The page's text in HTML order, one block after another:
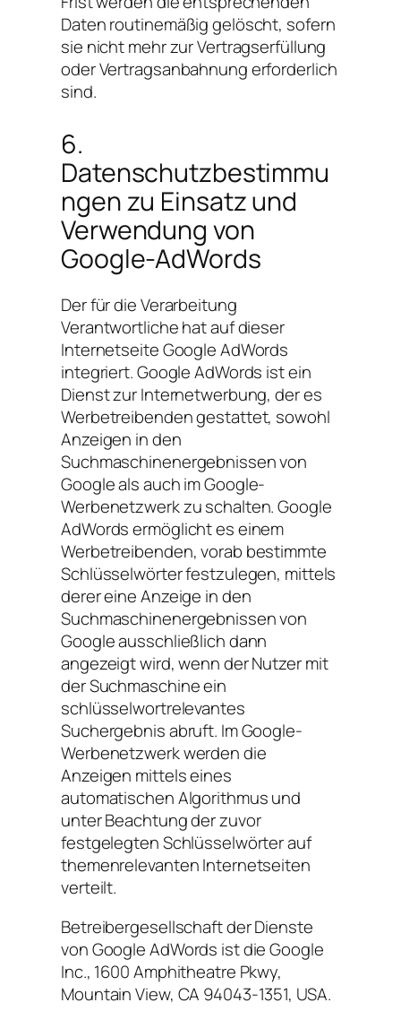
Daten routinemäßig gelöscht, sofern
sie nicht mehr zur Vertragserfüllung
oder Vertragsanbahnung erforderlich
sind.
6.
Datenschutzbestimmu
ngen zu Einsatz und
Verwendung von
Google-AdWords
Der für die Verarbeitung
Verantwortliche hat auf dieser
Internetseite Google AdWords
integriert. Google AdWords ist ein
Dienst zur Internetwerbung, der es
Werbetreibenden gestattet, sowohl
Anzeigen in den
Suchmaschinenergebnissen von
Google als auch im Google-
Werbenetzwerk zu schalten. Google
AdWords ermöglicht es einem
Werbetreibenden, vorab bestimmte
Schlüsselwörter festzulegen, mittels
derer eine Anzeige in den
Suchmaschinenergebnissen von
Google ausschließlich dann
angezeigt wird, wenn der Nutzer mit
der Suchmaschine ein
schlüsselwortrelevantes
Suchergebnis abruft. Im Google-
Werbenetzwerk werden die
Anzeigen mittels eines
automatischen Algorithmus und
unter Beachtung der zuvor
festgelegten Schlüsselwörter auf
themenrelevanten Internetseiten
verteilt.
Betreibergesellschaft der Dienste
von Google AdWords ist die Google
Inc., 1600 Amphitheatre Pkwy,
Mountain View, CA 94043-1351, USA.